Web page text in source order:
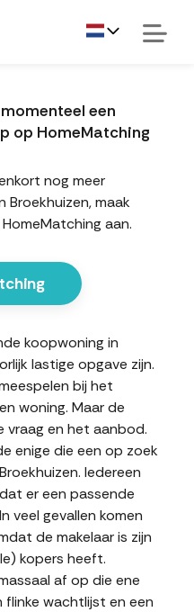
een
op HomeMatching
nog meer
Broekhuizen, maak
aan.
koopwoning in
lastige opgave zijn.
bij het
woning. Maar de
vraag en het aanbod.
enige die een op zoek
Iedereen
er een passende
veel gevallen komen
de makelaar is zijn
kopers heeft.
af op die ene
flinke wachtlijst en een